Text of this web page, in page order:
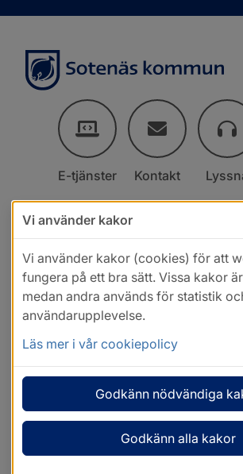
E-tjänster Kontakt
Vi använder kakor
Vi använder kakor (cookies) för att
fungera på ett bra sätt. Vissa kakor
medan andra används för statistik
användarupplevelse.
Läs mer i vår cookiepolicy
Godkänn nödvändiga
Godkänn alla kakor